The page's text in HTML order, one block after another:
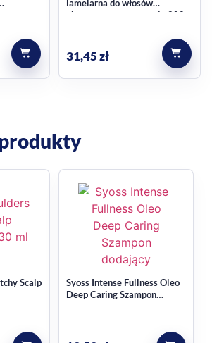
lamelarna do włosów
ekspresowa regeneracja 200
31,45zł
Scalp
Syoss Intense Fullness Oleo
Deep Caring Szampon